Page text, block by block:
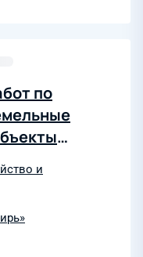
по
и